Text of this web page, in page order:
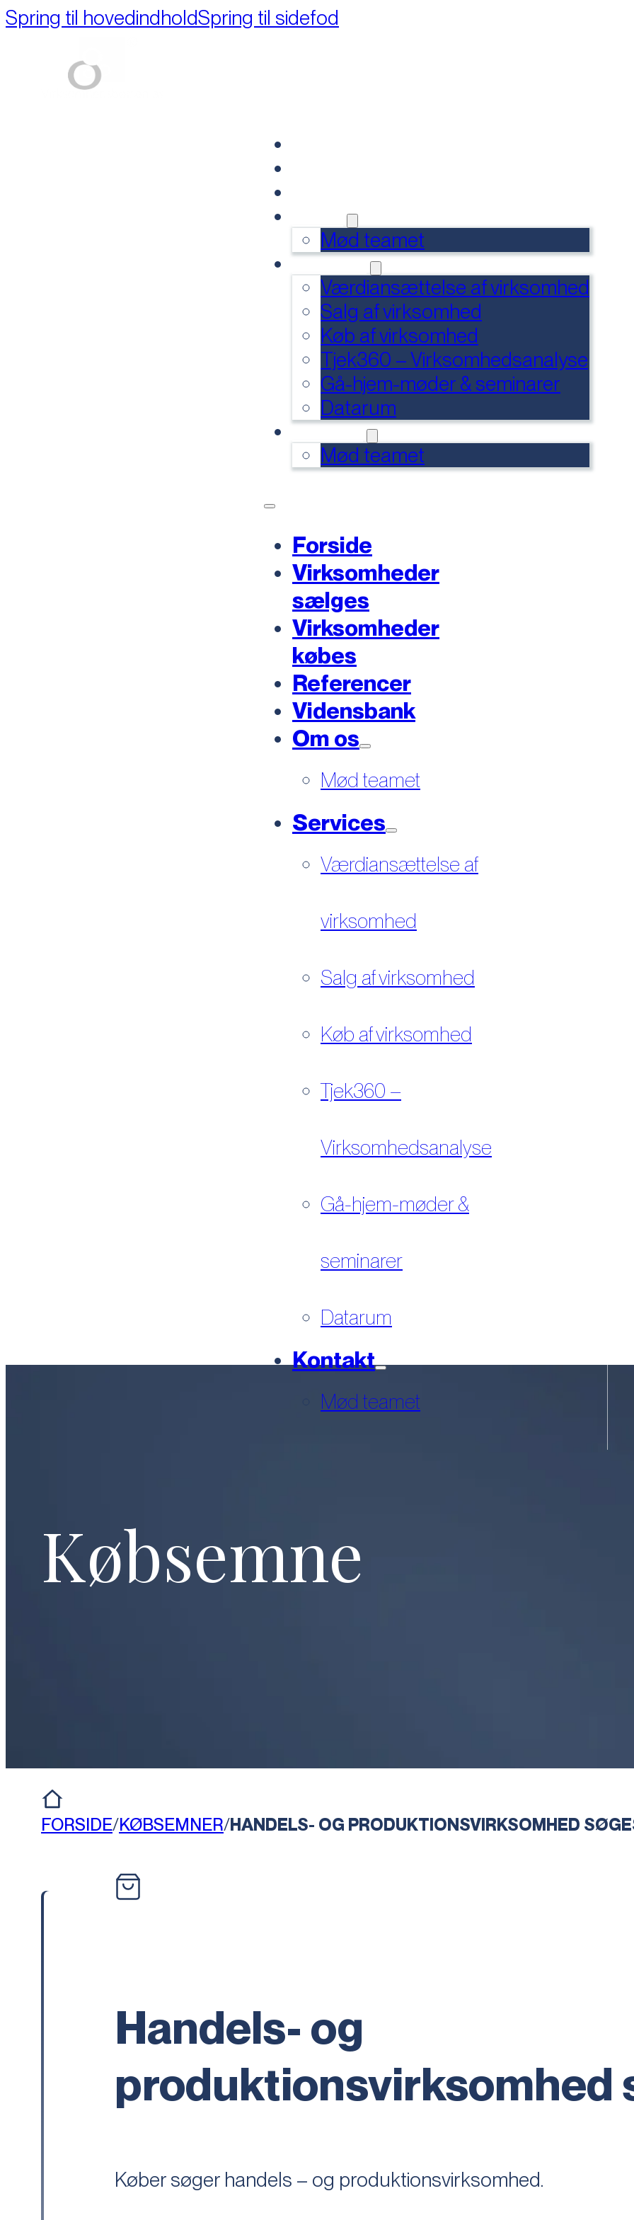
Spring til hovedindholdSpring til sidefod
Mød teamet
Værdiansættelse af virksomhed
Salg af virksomhed
Køb af virksomhed
Tjek360 – Virksomhedsanalyse
Gå-hjem-møder & seminarer
Datarum
Mød teamet
Forside
Virksomheder
sælges
Virksomheder
købes
Referencer
Vidensbank
Om os
Mød teamet
Services
Værdiansættelse af
virksomhed
Salg af virksomhed
Køb af virksomhed
Tjek360 –
Virksomhedsanalyse
Gå-hjem-møder &
seminarer
Datarum
Kontakt
Mød teamet
Købsemne
FORSIDE/KØBSEMNER/HANDELS- OG PRODUKTIONSVIRKSOMHED
Handels- og
produktionsvirksomhed
Køber søger handels – og produktionsvirksomhed.